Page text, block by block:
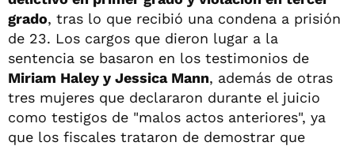
grado, tras lo que recibió una condena a prisión
de 23. Los cargos que dieron lugar a la
sentencia se basaron en los testimonios de
Miriam Haley y Jessica Mann, además de otras
tres mujeres que declararon durante el juicio
como testigos de "malos actos anteriores", ya
que los fiscales trataron de demostrar que